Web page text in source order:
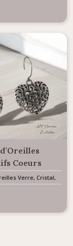
Coeurs
métal
Verre, Cristal,